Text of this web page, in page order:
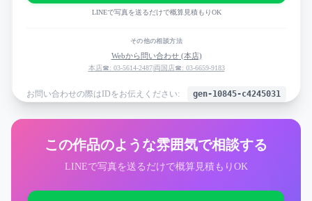
LINEで写真を送るだけで概算見積もりOK
その他の相談方法
Webから問い合わせ (本店)
本店☎: 03-5614-2487|両国店☎: 03-6659-9183
お問い合わせの際はIDをお伝えください: gen-10845-c4245031
この作品のような雰囲気で相談する
LINEで写真を送るだけで概算見積もりOK